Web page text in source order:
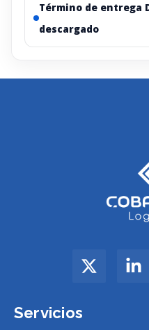
Término de entrega
descargado
Servicios